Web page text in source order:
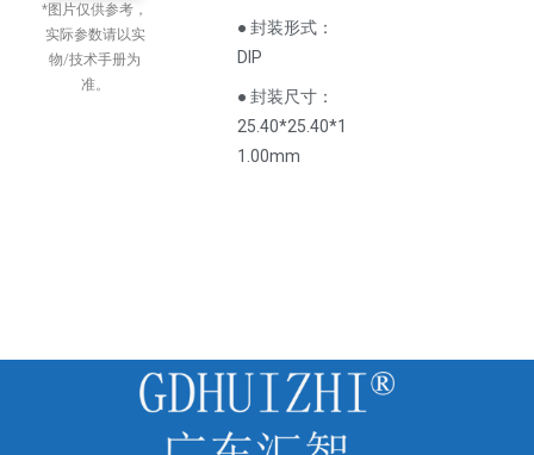
*图片仅供参考，
实际参数请以实
物/技术手册为
准。
● 封装形式：
DIP
● 封装尺寸：
25.40*25.40*1
1.00mm